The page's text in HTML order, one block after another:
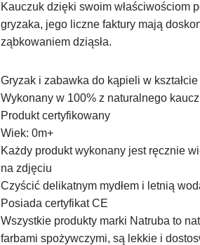
Kauczuk dzięki swoim właściwościom
gryzaka, jego liczne faktury mają
ząbkowaniem dziąsła.
Gryzak i zabawka do kąpieli w kształcie
Wykonany w 100% z naturalnego
Produkt certyfikowany
Wiek: 0m+
Każdy produkt wykonany jest ręcznie
na zdjęciu
Czyścić delikatnym mydłem i letnią
Posiada certyfikat CE
Wszystkie produkty marki Natruba to
farbami spożywczymi, są lekkie i